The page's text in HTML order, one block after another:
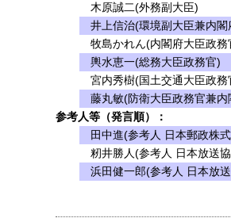
木原誠二(外務副大臣)
井上信治(環境副大臣兼内閣
牧島かれん(内閣府大臣政務
輿水恵一(総務大臣政務官)
宮内秀樹(国土交通大臣政務
藤丸敏(防衛大臣政務官兼内
参考人等（発言順）：
田中進(参考人 日本郵政株
籾井勝人(参考人 日本放送
浜田健一郎(参考人 日本放